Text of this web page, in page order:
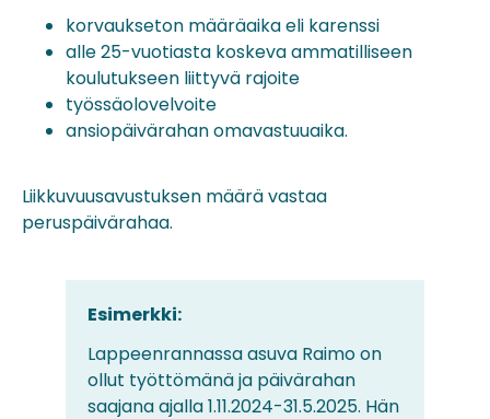
korvaukseton määräaika eli karenssi
alle 25-vuotiasta koskeva ammatilliseen
koulutukseen liittyvä rajoite
työssäolovelvoite
ansiopäivärahan omavastuuaika.
Liikkuvuusavustuksen määrä vastaa
peruspäivärahaa.
Esimerkki:
Lappeenrannassa asuva Raimo on
ollut työttömänä ja päivärahan
saajana ajalla 1.11.2024-31.5.2025. Hän